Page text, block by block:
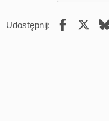
Udostępnij: Facebook